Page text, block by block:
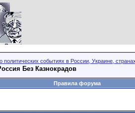
политических событиях в России, Украине,
Без Казнокрадов
Правила форума